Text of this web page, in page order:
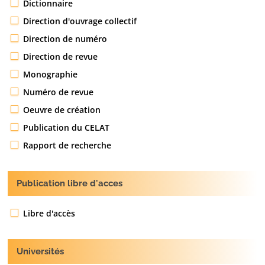
Dictionnaire
Direction d'ouvrage collectif
Direction de numéro
Direction de revue
Monographie
Numéro de revue
Oeuvre de création
Publication du CELAT
Rapport de recherche
Publication libre d'acces
Libre d'accès
Universités